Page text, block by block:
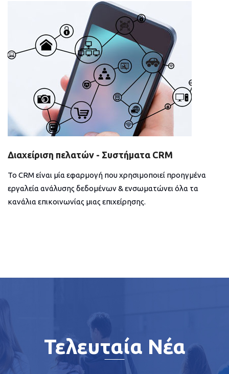
Διαχείριση πελατών - Συστήματα CRM
Το CRM είναι μία εφαρμογή που χρησιμοποιεί προηγμένα
εργαλεία ανάλυσης δεδομένων & ενσωματώνει όλα τα
κανάλια επικοινωνίας μιας επιχείρησης.
Τελευταία Νέα